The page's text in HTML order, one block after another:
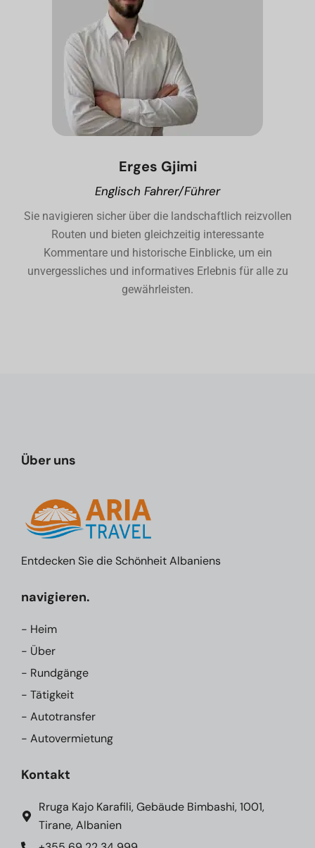
Erges Gjimi
Englisch Fahrer/Führer
Sie navigieren sicher über die landschaftlich reizvollen
Routen und bieten gleichzeitig interessante
Kommentare und historische Einblicke, um ein
unvergessliches und informatives Erlebnis für alle zu
gewährleisten.
Über uns
Entdecken Sie die Schönheit Albaniens
navigieren.
- Heim
- Über
- Rundgänge
- Tätigkeit
- Autotransfer
- Autovermietung
Kontakt
Rruga Kajo Karafili, Gebäude Bimbashi, 1001,
Tirane, Albanien